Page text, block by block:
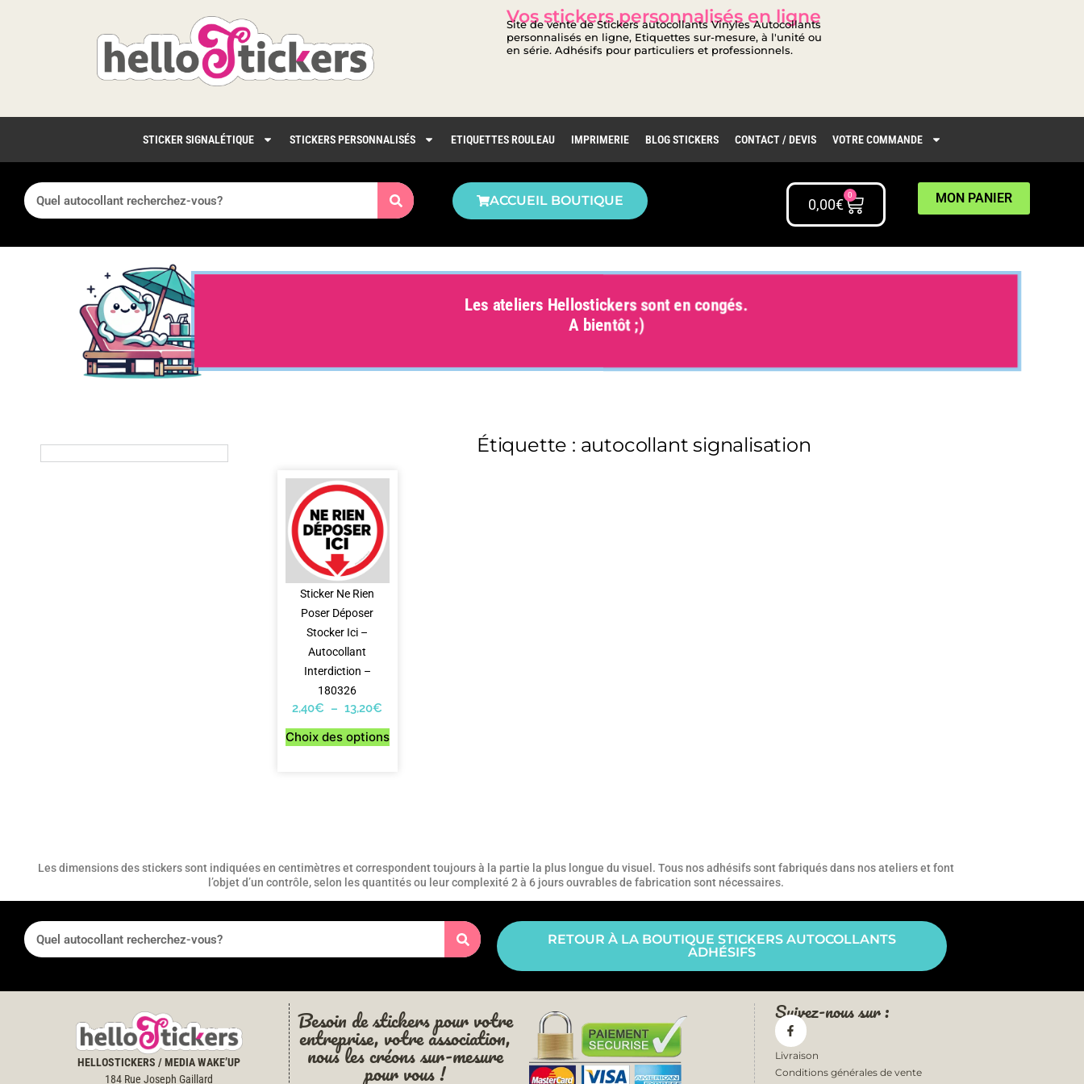
Vos stickers personnalisés en ligne
Site de vente de Stickers autocollants Vinyles Autocollants
personnalisés en ligne, Etiquettes sur-mesure, à l'unité ou
en série. Adhésifs pour particuliers et professionnels.
STICKER SIGNALÉTIQUE STICKERS PERSONNALISÉS ETIQUETTES ROULEAU IMPRIMERIE BLOG STICKERS CONTACT / DEVIS VOTRE COMMANDE
ACCUEIL BOUTIQUE 0,00€
0 MON PANIER
Les ateliers Hellostickers sont en congés.
A bientôt ;)
Étiquette : autocollant signalisation
Sticker Ne Rien
Poser Déposer
Stocker Ici –
Autocollant
Interdiction –
180326
2,40€ – 13,20€
Choix des options
Les dimensions des stickers sont indiquées en centimètres et correspondent toujours à la partie la plus longue du visuel. Tous nos adhésifs sont fabriqués dans nos ateliers et font
l’objet d’un contrôle, selon les quantités ou leur complexité 2 à 6 jours ouvrables de fabrication sont nécessaires.
RETOUR À LA BOUTIQUE STICKERS AUTOCOLLANTS
ADHÉSIFS
HELLOSTICKERS / MEDIA WAKE’UP
184 Rue Joseph Gaillard
Besoin de stickers pour votre
entreprise, votre association,
nous les créons sur-mesure
pour vous !
Suivez-nous sur :
Livraison
Conditions générales de vente